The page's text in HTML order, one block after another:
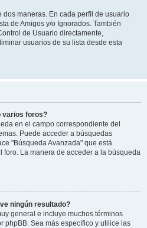
dos maneras. En cada perfil de usuario
de Amigos y/o Ignorados. También
de Usuario directamente,
usuarios de su lista desde esta
varios foros?
en el campo correspondiente del
Puede acceder a búsquedas
"Búsqueda Avanzada" que está
La manera de acceder a la búsqueda
ningún resultado?
general e incluye muchos términos
phpBB. Sea más específico y utilice las